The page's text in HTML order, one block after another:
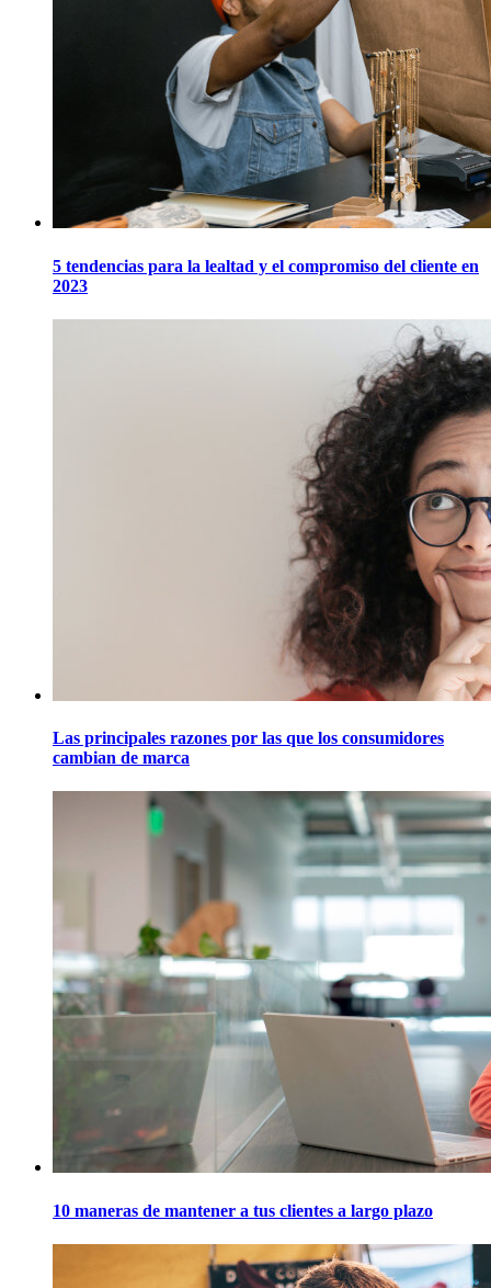
5 tendencias para la lealtad y el compromiso del cliente en
2023
Las principales razones por las que los consumidores
cambian de marca
10 maneras de mantener a tus clientes a largo plazo